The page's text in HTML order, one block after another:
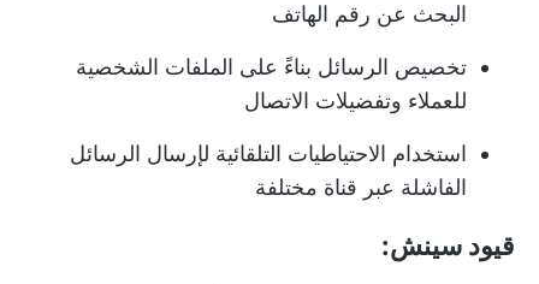
البحث عن رقم الهاتف
تخصيص الرسائل بناءً على الملفات الشخصية
للعملاء وتفضيلات الاتصال
استخدام الاحتياطيات التلقائية لإرسال الرسائل
الفاشلة عبر قناة مختلفة
قيود سينش: